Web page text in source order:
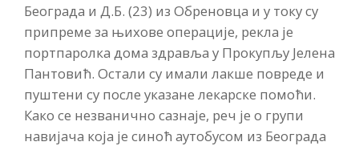
Београда и Д.Б. (23) из Обреновца и у току су
припреме за њихове операције, рекла је
портпаролка дома здравља у Прокупљу Јелена
Пантовић. Остали су имали лакше повреде и
пуштени су после указане лекарске помоћи.
Како се незванично сазнаје, реч је о групи
навијача која је синоћ аутобусом из Београда